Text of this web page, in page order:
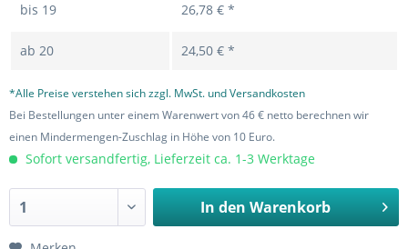
bis 19 26,78 € *
ab 20 24,50 € *
*Alle Preise verstehen sich zzgl. MwSt. und Versandkosten
Bei Bestellungen unter einem Warenwert von 46 € netto berechnen wir
einen Mindermengen-Zuschlag in Höhe von 10 Euro.
Sofort versandfertig, Lieferzeit ca. 1-3 Werktage
In den Warenkorb